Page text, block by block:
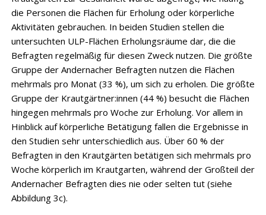
die Personen die Flächen für Erholung oder körperliche
Aktivitäten gebrauchen. In beiden Studien stellen die
untersuchten ULP-Flächen Erholungsräume dar, die die
Befragten regelmäßig für diesen Zweck nutzen. Die größte
Gruppe der Andernacher Befragten nutzen die Flächen
mehrmals pro Monat (33 %), um sich zu erholen. Die größte
Gruppe der Krautgärtner:innen (44 %) besucht die Flächen
hingegen mehrmals pro Woche zur Erholung. Vor allem in
Hinblick auf körperliche Betätigung fallen die Ergebnisse in
den Studien sehr unterschiedlich aus. Über 60 % der
Befragten in den Krautgärten betätigen sich mehrmals pro
Woche körperlich im Krautgarten, während der Großteil der
Andernacher Befragten dies nie oder selten tut (siehe
Abbildung 3c).